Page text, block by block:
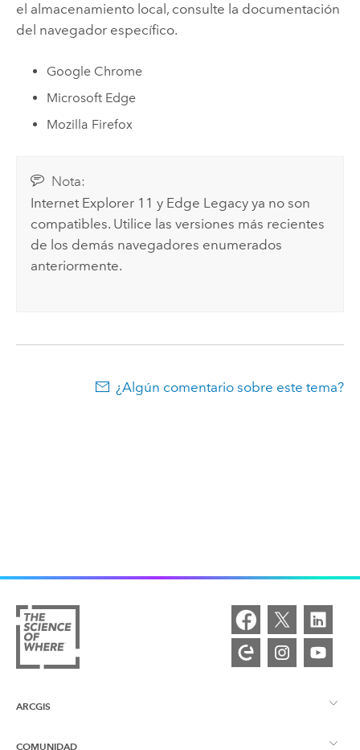
el almacenamiento local, consulte la documentación
del navegador específico.
Google Chrome
Microsoft Edge
Mozilla Firefox
Nota:
Internet Explorer 11 y Edge Legacy ya no son
compatibles. Utilice las versiones más recientes
de los demás navegadores enumerados
anteriormente.
¿Algún comentario sobre este tema?
ARCGIS
COMUNIDAD